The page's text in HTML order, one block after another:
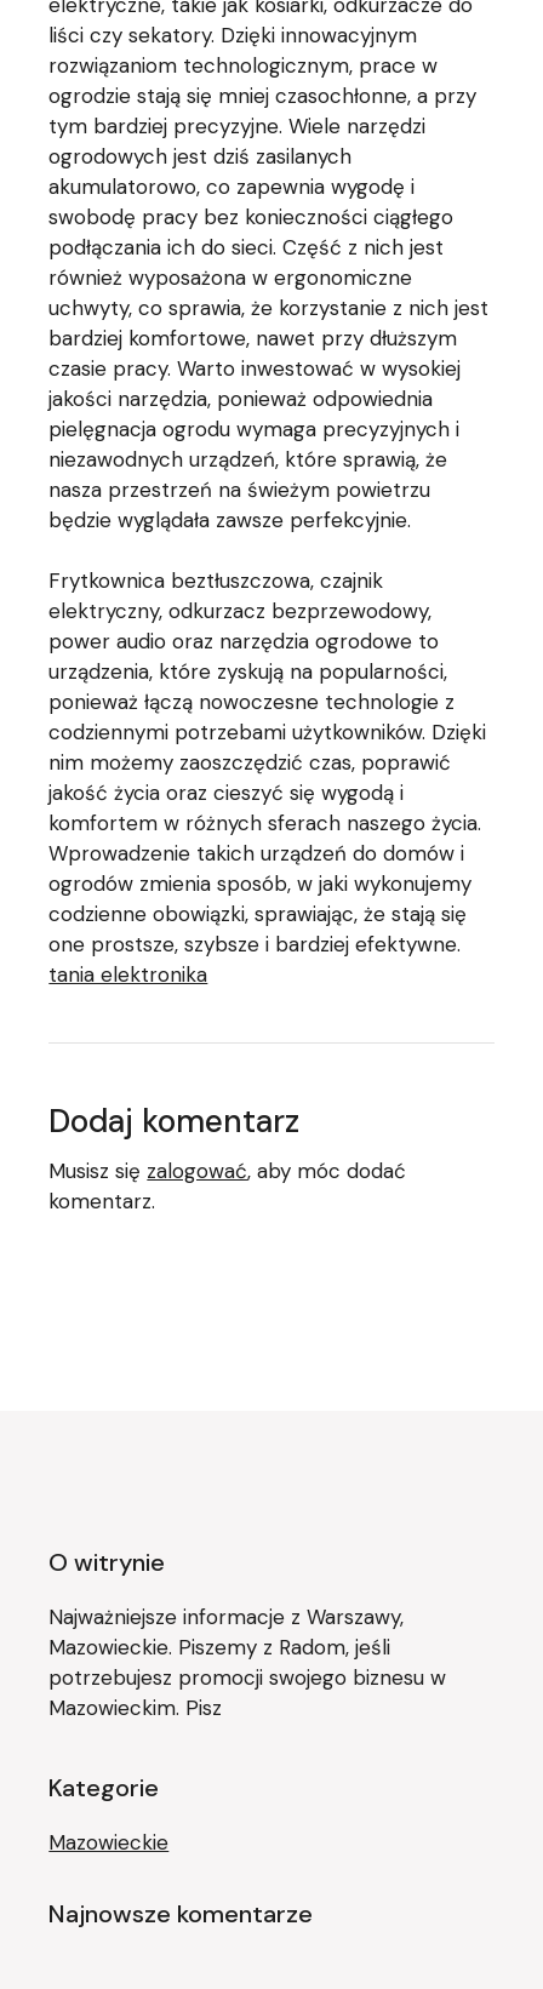
liści czy sekatory. Dzięki innowacyjnym
rozwiązaniom technologicznym, prace w
ogrodzie stają się mniej czasochłonne, a przy
tym bardziej precyzyjne. Wiele narzędzi
ogrodowych jest dziś zasilanych
akumulatorowo, co zapewnia wygodę i
swobodę pracy bez konieczności ciągłego
podłączania ich do sieci. Część z nich jest
również wyposażona w ergonomiczne
uchwyty, co sprawia, że korzystanie z nich jest
bardziej komfortowe, nawet przy dłuższym
czasie pracy. Warto inwestować w wysokiej
jakości narzędzia, ponieważ odpowiednia
pielęgnacja ogrodu wymaga precyzyjnych i
niezawodnych urządzeń, które sprawią, że
nasza przestrzeń na świeżym powietrzu
będzie wyglądała zawsze perfekcyjnie.
Frytkownica beztłuszczowa, czajnik
elektryczny, odkurzacz bezprzewodowy,
power audio oraz narzędzia ogrodowe to
urządzenia, które zyskują na popularności,
ponieważ łączą nowoczesne technologie z
codziennymi potrzebami użytkowników. Dzięki
nim możemy zaoszczędzić czas, poprawić
jakość życia oraz cieszyć się wygodą i
komfortem w różnych sferach naszego życia.
Wprowadzenie takich urządzeń do domów i
ogrodów zmienia sposób, w jaki wykonujemy
codzienne obowiązki, sprawiając, że stają się
one prostsze, szybsze i bardziej efektywne.
tania elektronika
Dodaj komentarz
Musisz się zalogować, aby móc dodać
komentarz.
O witrynie
Najważniejsze informacje z Warszawy,
Mazowieckie. Piszemy z Radom, jeśli
potrzebujesz promocji swojego biznesu w
Mazowieckim. Pisz
Kategorie
Mazowieckie
Najnowsze komentarze